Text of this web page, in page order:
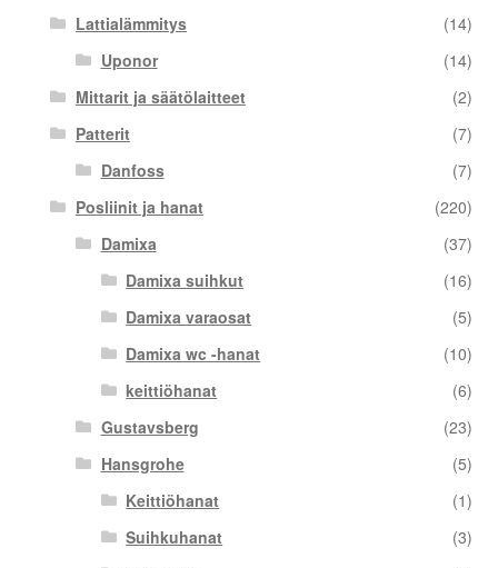
Lattialämmitys
(14)
Uponor
(14)
Mittarit ja säätölaitteet
(2)
Patterit
(7)
Danfoss
(7)
Posliinit ja hanat
(220)
Damixa
(37)
Damixa suihkut
(16)
Damixa varaosat
(5)
Damixa wc -hanat
(10)
keittiöhanat
(6)
Gustavsberg
(23)
Hansgrohe
(5)
Keittiöhanat
(1)
Suihkuhanat
(3)